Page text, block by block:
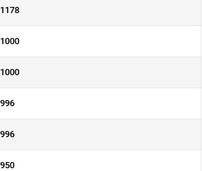
1178
1000
1000
996
996
950